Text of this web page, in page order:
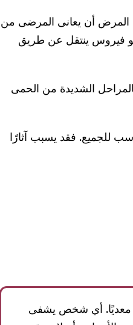
أن يعانى المرضى من
فيروس ينتقل عن طريق
الشديدة من الحمى
للجميع. فقد يسبب آثارًا
معديًا. أي شخص يشفى